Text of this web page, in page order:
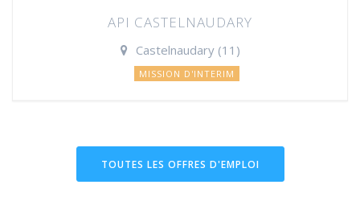
API CASTELNAUDARY
Castelnaudary (11)
MISSION D'INTERIM
TOUTES LES OFFRES D'EMPLOI